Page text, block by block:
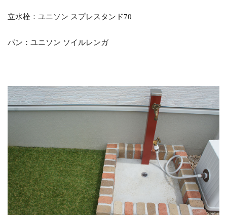
立水栓：ユニソン スプレスタンド70
パン：ユニソン ソイルレンガ
LIXIL エススライド
LIXIL ガーデンルームGF
LIXIL グレイスランド
LIXIL スタイルコート
LIXIL ステンレスサイン
LIXIL スマート宅配ポスト
LIXIL ネスカ
LIXIL ハイサモア
LIXIL フーゴ
LIXIL ファンクションユニット アクシィ
LIXIL ファンクションユニット ウィルモダン
LIXIL フェンスAB
LIXIL ブラケットウォールライト